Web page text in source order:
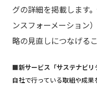
グの詳細を掲載します。
ンスフォーメーション
略の見直しにつなげる
■新サービス「サステナビリ
自社で行っている取組や成